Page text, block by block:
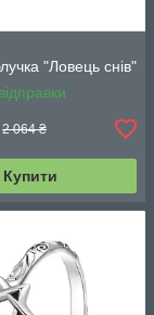
"Ловець снів"
2 064 ₴
Купити